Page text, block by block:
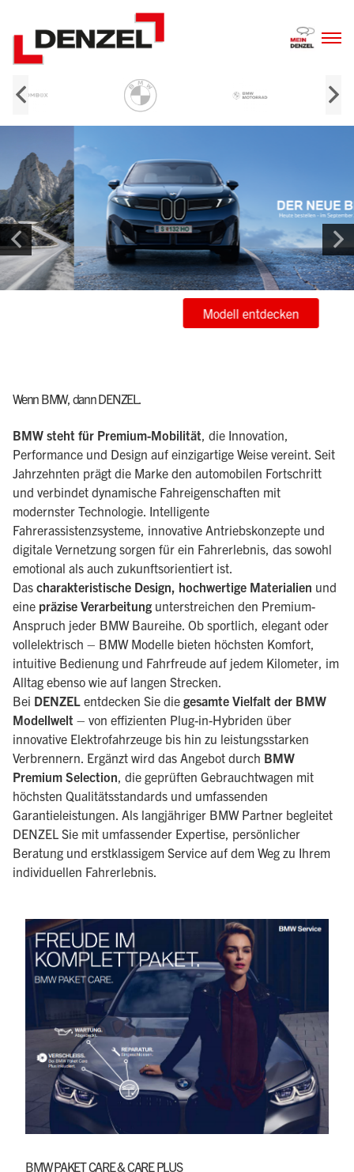
Inhalt
Modell entdecken
Wenn BMW, dann DENZEL.
BMW steht für Premium-Mobilität , die Innovation,
Performance und Design auf einzigartige Weise vereint. Seit
Jahrzehnten prägt die Marke den automobilen Fortschritt
und verbindet dynamische Fahreigenschaften mit
modernster Technologie. Intelligente
Fahrerassistenzsysteme, innovative Antriebskonzepte und
digitale Vernetzung sorgen für ein Fahrerlebnis, das sowohl
emotional als auch zukunftsorientiert ist.
Das charakteristische Design, hochwertige Materialien und
eine präzise Verarbeitung unterstreichen den Premium-
Anspruch jeder BMW Baureihe. Ob sportlich, elegant oder
vollelektrisch – BMW Modelle bieten höchsten Komfort,
intuitive Bedienung und Fahrfreude auf jedem Kilometer, im
Alltag ebenso wie auf langen Strecken.
Bei DENZEL entdecken Sie die gesamte Vielfalt der BMW
Modellwelt – von effizienten Plug-in-Hybriden über
innovative Elektrofahrzeuge bis hin zu leistungsstarken
Verbrennern. Ergänzt wird das Angebot durch BMW
Premium Selection , die geprüften Gebrauchtwagen mit
höchsten Qualitätsstandards und umfassenden
Garantieleistungen. Als langjähriger BMW Partner begleitet
DENZEL Sie mit umfassender Expertise, persönlicher
Beratung und erstklassigem Service auf dem Weg zu Ihrem
individuellen Fahrerlebnis.
BMW PAKET CARE & CARE PLUS